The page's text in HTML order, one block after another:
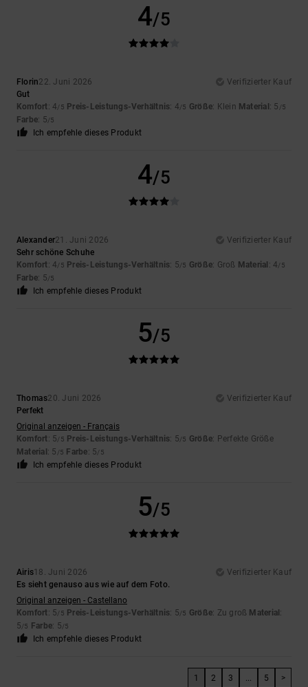
4/5
Florin22. Juni 2026
Verifizierter Kauf
Gut
Komfort: 4/5 Preis-Leistungs-Verhältnis: 4/5 Größe: Klein Material : 5 /5
Farbe: 5/5
Ich empfehle dieses Produkt
4/5
Alexander21. Juni 2026
Verifizierter Kauf
Sehr schöne Schuhe
Komfort: 4/5 Preis-Leistungs-Verhältnis: 5/5 Größe: Groß Material : 4/5
Farbe: 5/5
Ich empfehle dieses Produkt
5/5
Thomas20. Juni 2026
Verifizierter Kauf
Perfekt
Original anzeigen - Français
Komfort: 5/5 Preis-Leistungs-Verhältnis: 5/5 Größe: Perfekte Größe
Material : 5 /5 Farbe: 5/5
Ich empfehle dieses Produkt
5/5
Airis18. Juni 2026
Verifizierter Kauf
Es sieht genauso aus wie auf dem Foto.
Original anzeigen - Castellano
Komfort: 5/5 Preis-Leistungs-Verhältnis: 5/5 Größe: Zu groß Material :
5/5 Farbe: 5/5
Ich empfehle dieses Produkt
1 2 3 ... 5 >